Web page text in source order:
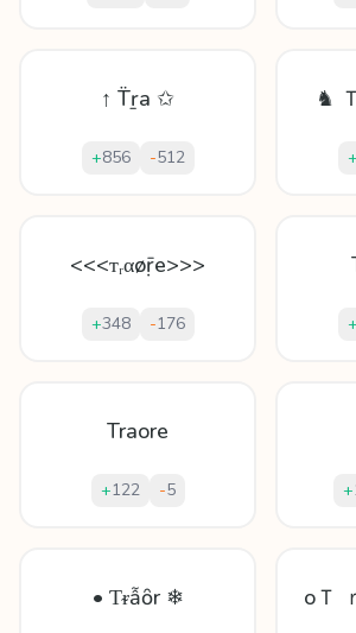
↑ T̈ṟa ✩
+856 -512
♞
+
<<<ᴛᵣαøṝе>>>
+348 -176 +
Traore
+122 -5 +
• Ƭᵲẫȏr ❄ oＴ